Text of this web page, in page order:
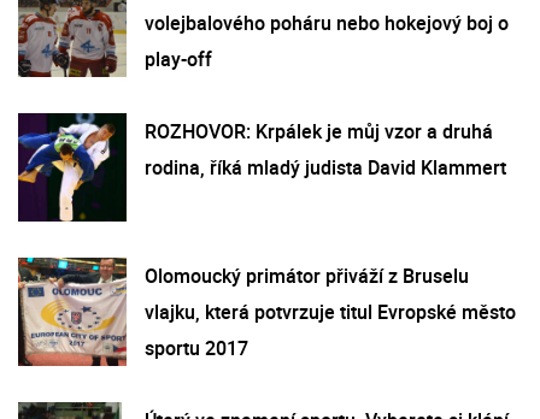
volejbalového poháru nebo hokejový boj o
play-off
ROZHOVOR: Krpálek je můj vzor a druhá
rodina, říká mladý judista David Klammert
Olomoucký primátor přiváží z Bruselu
vlajku, která potvrzuje titul Evropské město
sportu 2017